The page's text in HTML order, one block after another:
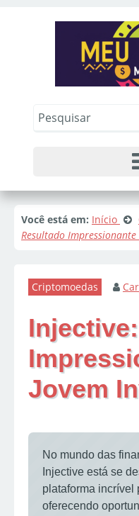
Você está em: Início
Resultado
Criptomoedas
Jovem
No mundo das
Injective está se
plataforma incrível
oferecendo